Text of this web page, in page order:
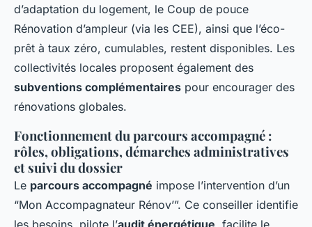
d’adaptation du logement, le Coup de pouce
Rénovation d’ampleur (via les CEE), ainsi que l’éco-
prêt à taux zéro, cumulables, restent disponibles. Les
collectivités locales proposent également des
subventions complémentaires pour encourager des
rénovations globales.
Fonctionnement du parcours accompagné :
rôles, obligations, démarches administratives
et suivi du dossier
Le parcours accompagné impose l’intervention d’un
“Mon Accompagnateur Rénov’”. Ce conseiller identifie
les besoins, pilote l’audit énergétique, facilite le